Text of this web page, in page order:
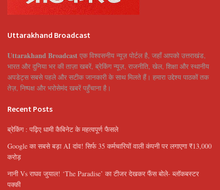
Uttarakhand Broadcast
Uttarakhand Broadcast एक विश्वसनीय न्यूज़ पोर्टल है, जहाँ आपको उत्तराखंड,
भारत और दुनिया भर की ताज़ा खबरें, ब्रेकिंग न्यूज़, राजनीति, खेल, शिक्षा और स्थानीय
अपडेट्स सबसे पहले और सटीक जानकारी के साथ मिलते हैं। हमारा उद्देश्य पाठकों तक
तेज़, निष्पक्ष और भरोसेमंद खबरें पहुँचाना है।
Recent Posts
ब्रेकिंग : पढ़िए धामी कैबिनेट के महत्वपूर्ण फैसले
Google का सबसे बड़ा AI दांव! सिर्फ 35 कर्मचारियों वाली कंपनी पर लगाएगा ₹13,000
करोड़
नानी Vs राघव जुयाल! ‘The Paradise’ का टीजर देखकर फैंस बोले- ब्लॉकबस्टर
पक्की